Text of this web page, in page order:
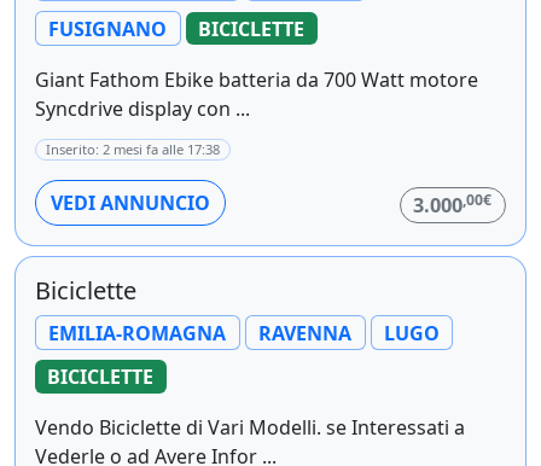
FUSIGNANO
BICICLETTE
Giant Fathom Ebike batteria da 700 Watt motore
Syncdrive display con ...
Inserito: 2 mesi fa alle 17:38
VEDI ANNUNCIO 3.000,00€
Biciclette
EMILIA-ROMAGNA RAVENNA
LUGO
BICICLETTE
Vendo Biciclette di Vari Modelli. se Interessati a
Vederle o ad Avere Infor ...